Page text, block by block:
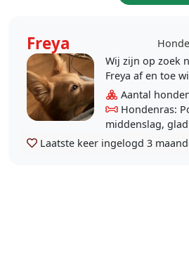
Freya
Wij zijn op zoek
Freya af en toe
incidenteel een
passen. Ik zoek dus een flexibele
op..
Aantal
Hondenras:
middenslag,
Laatste keer ingelogd 3